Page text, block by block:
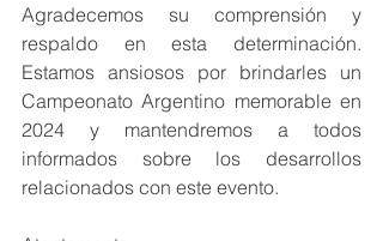
Agradecemos su comprensión y
respaldo en esta determinación.
Estamos ansiosos por brindarles un
Campeonato Argentino memorable en
2024 y mantendremos a todos
informados sobre los desarrollos
relacionados con este evento.